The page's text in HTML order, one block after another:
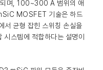
되며, 100~300 A 범위의 애
MOSFET 기술은 하드
서 균형 잡힌 스위칭 손실을
스템에 적합하다는 설명이